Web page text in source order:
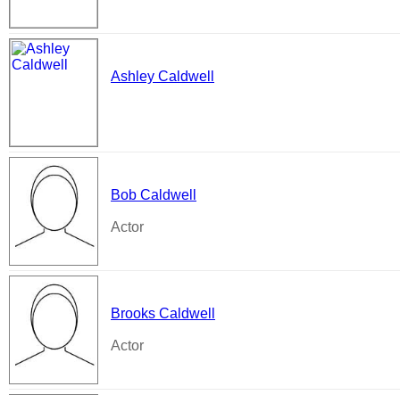
Ashley Caldwell
Bob Caldwell
Actor
Brooks Caldwell
Actor